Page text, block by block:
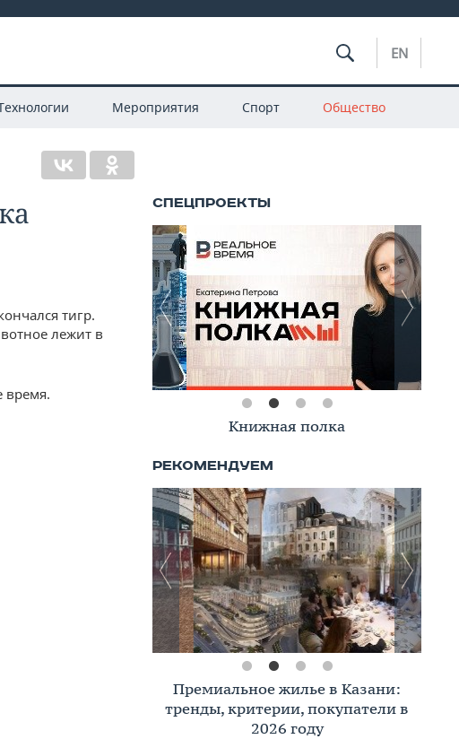
EN
Мероприятия Спорт Общество
тигр.
лежит в
время.
Книжная полка
Премиальное жилье в Казани:
тренды, критерии, покупатели в
2026 году